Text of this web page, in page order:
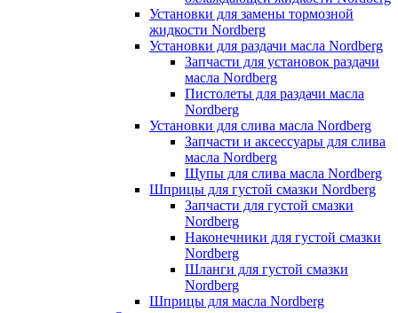
Установки для замены тормозной
жидкости Nordberg
Установки для раздачи масла Nordberg
Запчасти для установок раздачи
масла Nordberg
Пистолеты для раздачи масла
Nordberg
Установки для слива масла Nordberg
Запчасти и аксессуары для слива
масла Nordberg
Щупы для слива масла Nordberg
Шприцы для густой смазки Nordberg
Запчасти для густой смазки
Nordberg
Наконечники для густой смазки
Nordberg
Шланги для густой смазки
Nordberg
Шприцы для масла Nordberg